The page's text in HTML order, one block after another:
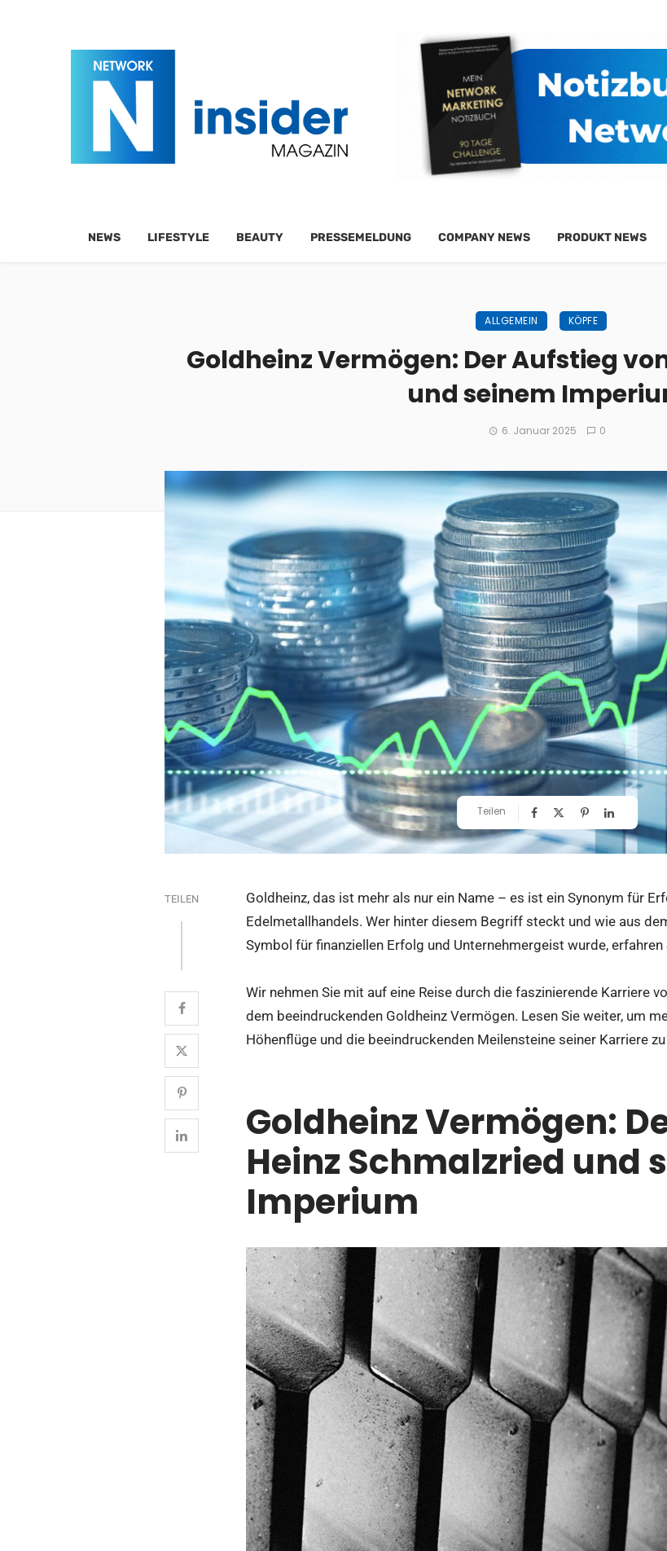
NEWS LIFESTYLE BEAUTY PRESSEMELDUNG COMPANY NEWS PRODUKT NEWS
ALLGEMEIN KÖPFE
Goldheinz Vermögen: Der Aufstieg
und seinem
6. Januar 2025 0
Teilen
TEILEN
Goldheinz, das ist mehr als nur ein Name – es ist ein Synonym für
Edelmetallhandels. Wer hinter diesem Begriff steckt und wie aus
Symbol für finanziellen Erfolg und Unternehmergeist wurde,
Wir nehmen Sie mit auf eine Reise durch die faszinierende Karriere
dem beeindruckenden Goldheinz Vermögen. Lesen Sie weiter, um
Höhenflüge und die beeindruckenden Meilensteine seiner Karriere
Goldheinz Vermögen:
Heinz Schmalzried und
Imperium